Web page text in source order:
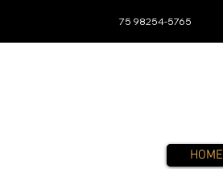
75 98254-5765
HOME